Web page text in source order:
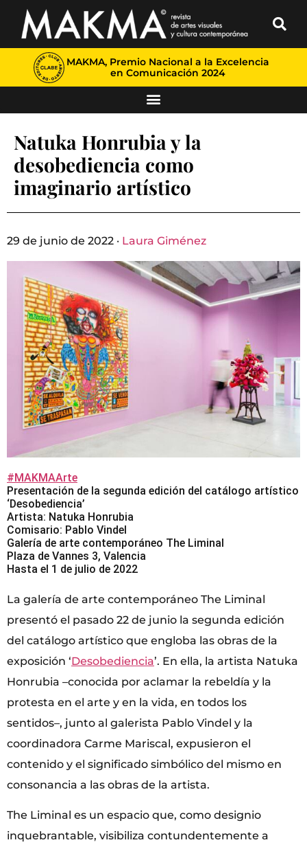
MAKMA, Premio Nacional a la Excelencia
en Comunicación 2024
Natuka Honrubia y la
desobediencia como
imaginario artístico
29 de junio de 2022 · Laura Giménez
#MAKMAArte
Presentación de la segunda edición del catálogo artístico
‘Desobediencia’
Artista: Natuka Honrubia
Comisario: Pablo Vindel
Galería de arte contemporáneo The Liminal
Plaza de Vannes 3, Valencia
Hasta el 1 de julio de 2022
La galería de arte contemporáneo The Liminal
presentó el pasado 22 de junio la segunda edición
del catálogo artístico que engloba las obras de la
exposición ‘Desobediencia’. En ella, la artista Natuka
Honrubia –conocida por aclamar la rebeldía y la
protesta en el arte y en la vida, en todos los
sentidos–, junto al galerista Pablo Vindel y la
coordinadora Carme Mariscal, expusieron el
contenido y el significado simbólico del mismo en
consonancia a las obras de la artista.
The Liminal es un espacio que, como designio
inquebrantable, visibiliza contundentemente a